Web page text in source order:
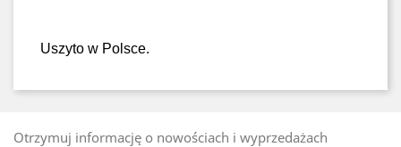
Uszyto w Polsce.
Otrzymuj informację o nowościach i wyprzedażach